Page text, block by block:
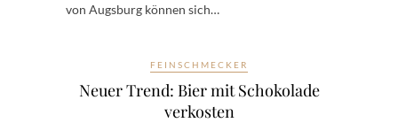
von Augsburg können sich…
FEINSCHMECKER
Neuer Trend: Bier mit Schokolade
verkosten